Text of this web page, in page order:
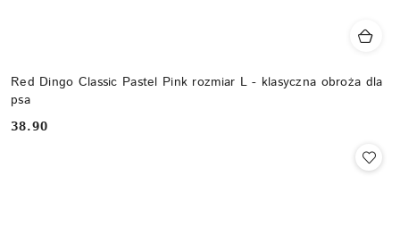
Red Dingo Classic Pastel Pink rozmiar L - klasyczna obroża dla
psa
Cena:
38.90